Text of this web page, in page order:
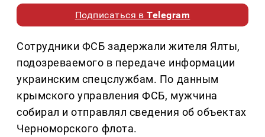
Подписаться вTelegram
Сотрудники ФСБ задержали жителя Ялты,
подозреваемого в передаче информации
украинским спецслужбам. По данным
крымского управления ФСБ, мужчина
собирал и отправлял сведения об объектах
Черноморского флота.